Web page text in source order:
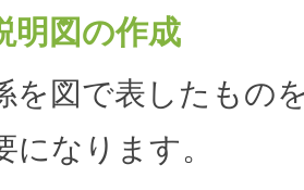
明図の作成
を図で表したもの
になります。